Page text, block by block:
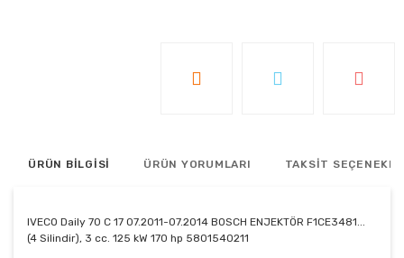
ÜRÜN BİLGİSİ ÜRÜN YORUMLARI TAKSİT
IVECO Daily 70 C 17 07.2011-07.2014 BOSCH ENJEKTÖR F1CE3481...
(4 Silindir), 3 cc. 125 kW 170 hp 5801540211